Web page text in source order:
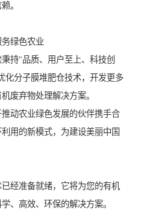
。
绿色农业
持"品质、用户至上、科技创
化分子膜堆肥仓技术，开发更多
废弃物处理解决方案。
动农业绿色发展的伙伴携手合
用的新模式，为建设美丽中国
经准备就绪，它将为您的有机
、高效、环保的解决方案。